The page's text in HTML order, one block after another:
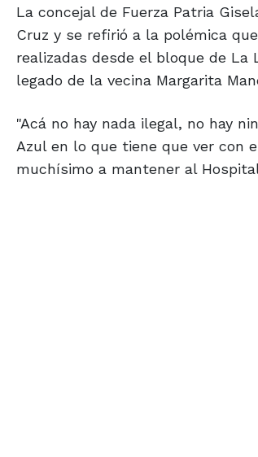
La concejal de Fuerza Patria
Cruz y se refirió a la polémica
realizadas desde el bloque de
legado de la vecina Margarita
"Acá no hay nada ilegal, no hay
Azul en lo que tiene que ver con
muchísimo a mantener al